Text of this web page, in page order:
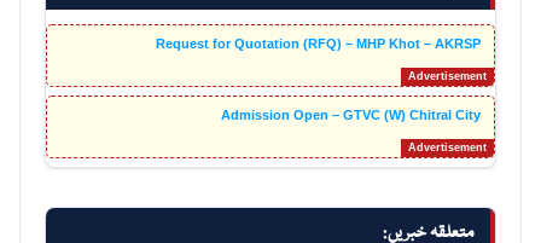
Request for Quotation (RFQ) – MHP Khot – AKRSP
Admission Open – GTVC (W) Chitral City
متعلقہ خبریں: